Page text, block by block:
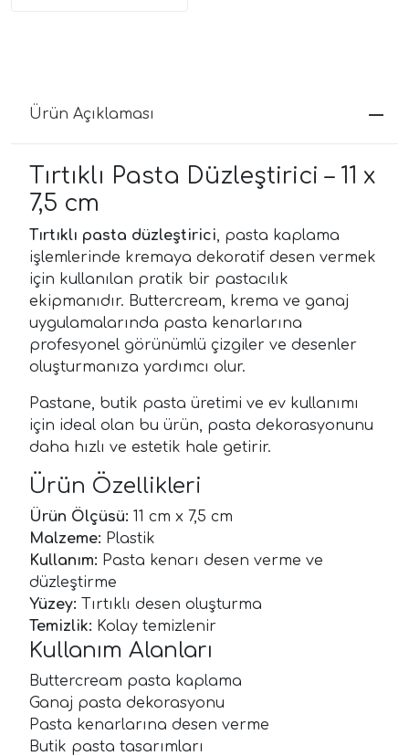
Ürün Açıklaması
Tırtıklı Pasta Düzleştirici – 11 x
7,5 cm
Tırtıklı pasta düzleştirici, pasta kaplama
işlemlerinde kremaya dekoratif desen vermek
için kullanılan pratik bir pastacılık
ekipmanıdır. Buttercream, krema ve ganaj
uygulamalarında pasta kenarlarına
profesyonel görünümlü çizgiler ve desenler
oluşturmanıza yardımcı olur.
Pastane, butik pasta üretimi ve ev kullanımı
için ideal olan bu ürün, pasta dekorasyonunu
daha hızlı ve estetik hale getirir.
Ürün Özellikleri
Ürün Ölçüsü: 11 cm x 7,5 cm
Malzeme: Plastik
Kullanım: Pasta kenarı desen verme ve
düzleştirme
Yüzey: Tırtıklı desen oluşturma
Temizlik: Kolay temizlenir
Kullanım Alanları
Buttercream pasta kaplama
Ganaj pasta dekorasyonu
Pasta kenarlarına desen verme
Butik pasta tasarımları